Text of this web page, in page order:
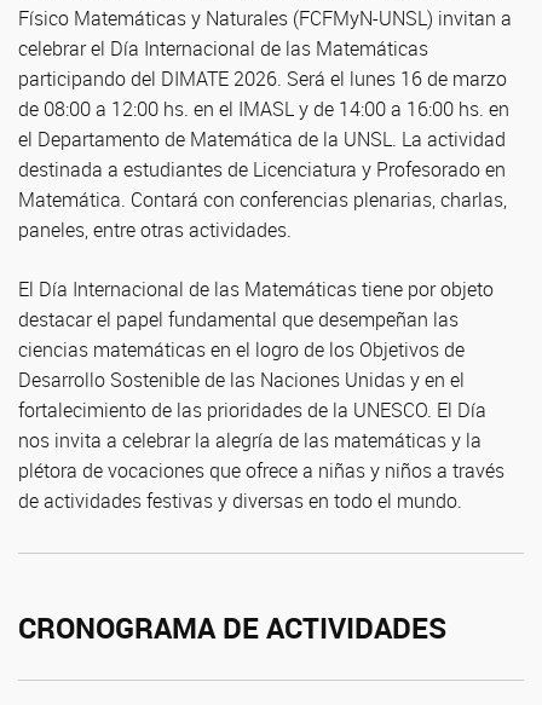
Físico Matemáticas y Naturales (FCFMyN-UNSL) invitan a
celebrar el Día Internacional de las Matemáticas
participando del DIMATE 2026. Será el lunes 16 de marzo
de 08:00 a 12:00 hs. en el IMASL y de 14:00 a 16:00 hs. en
el Departamento de Matemática de la UNSL. La actividad
destinada a estudiantes de Licenciatura y Profesorado en
Matemática. Contará con conferencias plenarias, charlas,
paneles, entre otras actividades.
El Día Internacional de las Matemáticas tiene por objeto
destacar el papel fundamental que desempeñan las
ciencias matemáticas en el logro de los Objetivos de
Desarrollo Sostenible de las Naciones Unidas y en el
fortalecimiento de las prioridades de la UNESCO. El Día
nos invita a celebrar la alegría de las matemáticas y la
plétora de vocaciones que ofrece a niñas y niños a través
de actividades festivas y diversas en todo el mundo.
CRONOGRAMA DE ACTIVIDADES